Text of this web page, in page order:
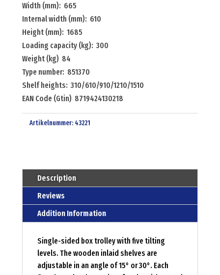
Width (mm): 665
Internal width (mm): 610
Height (mm): 1685
Loading capacity (kg): 300
Weight (kg) 84
Type number: 851370
Shelf heights: 310/610/910/1210/1510
EAN Code (Gtin) 8719424130218
Artikelnummer: 43221
Description
Reviews
Addition Information
Single-sided box trolley with five tilting
levels. The wooden inlaid shelves are
adjustable in an angle of 15° or 30°. Each